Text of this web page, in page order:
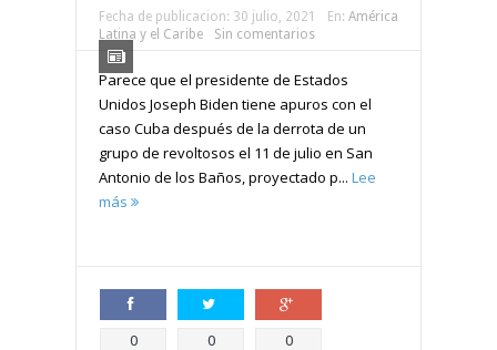
Fecha de publicacion: 30 julio, 2021 En: América
Latina y el Caribe
Sin comentarios
Parece que el presidente de Estados
Unidos Joseph Biden tiene apuros con el
caso Cuba después de la derrota de un
grupo de revoltosos el 11 de julio en San
Antonio de los Baños, proyectado p... Lee
más
Compartir
0 Compartir
0 Compartir
0